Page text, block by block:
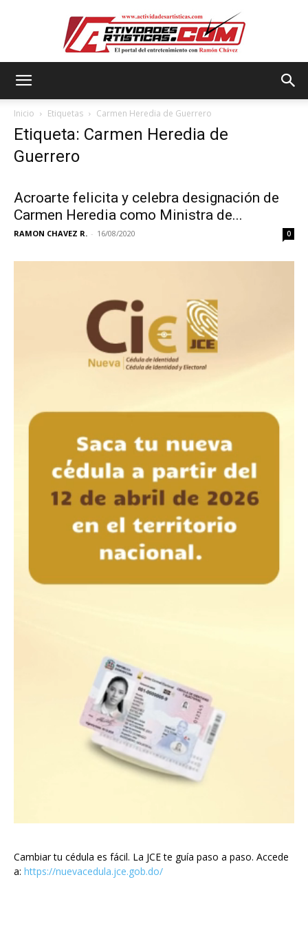
Inicio Etiquetas Carmen Heredia de Guerrero
Etiqueta: Carmen Heredia de
Guerrero
Acroarte felicita y celebra designación de
Carmen Heredia como Ministra de...
RAMON CHAVEZ R. - 16/08/2020 0
Cambiar tu cédula es fácil. La JCE te guía paso a paso. Accede
a: https://nuevacedula.jce.gob.do/